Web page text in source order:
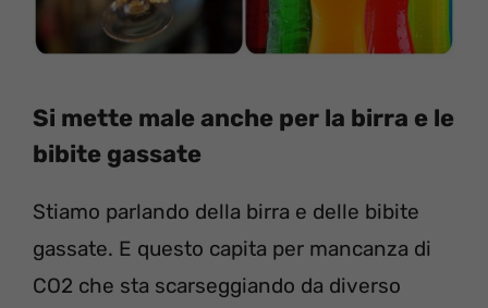
Si mette male anche per la birra e le
bibite gassate
Stiamo parlando della birra e delle bibite
gassate. E questo capita per mancanza di
CO2 che sta scarseggiando da diverso